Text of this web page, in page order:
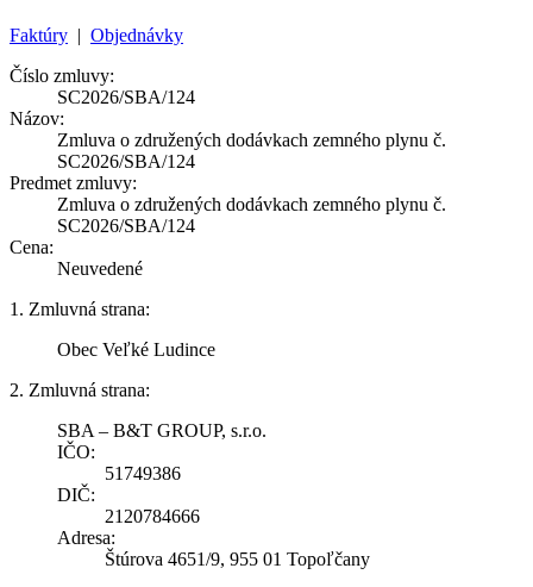
Faktúry | Objednávky
Číslo zmluvy:
SC2026/SBA/124
Názov:
Zmluva o združených dodávkach zemného plynu č.
SC2026/SBA/124
Predmet zmluvy:
Zmluva o združených dodávkach zemného plynu č.
SC2026/SBA/124
Cena:
Neuvedené
1. Zmluvná strana:
Obec Veľké Ludince
2. Zmluvná strana:
SBA – B&T GROUP, s.r.o.
IČO:
51749386
DIČ:
2120784666
Adresa:
Štúrova 4651/9, 955 01 Topoľčany